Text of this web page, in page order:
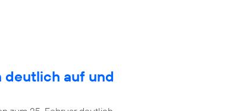
deutlich auf und